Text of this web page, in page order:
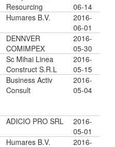
Resourcing
06-14
Humares B.V.
2016-
06-01
DENNVER
COMIMPEX
2016-
05-30
Sc Mihai Linea
Construct S.R.L
2016-
05-15
Business Activ
Consult
2016-
05-04
ADICIO PRO SRL
2016-
05-01
Humares B.V.
2016-